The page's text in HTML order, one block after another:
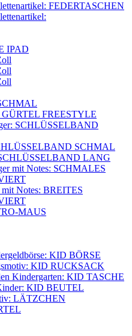
FEDERTASCHEN
IPAD
GÜRTEL FREESTYLE
SCHLÜSSELBAND
SCHMAL
SCHLÜSSELBAND LANG
mit Notes: SCHMALES
mit Notes: BREITES
MAUS
KID BÖRSE
KID RUCKSACK
Kindergarten: KID TASCHE
KID BEUTEL
LÄTZCHEN